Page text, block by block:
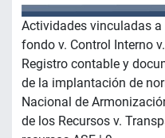
Actividades vinculadas a
fondo v. Control Interno
Registro contable y
de la implantación de
Nacional de
de los Recursos v.